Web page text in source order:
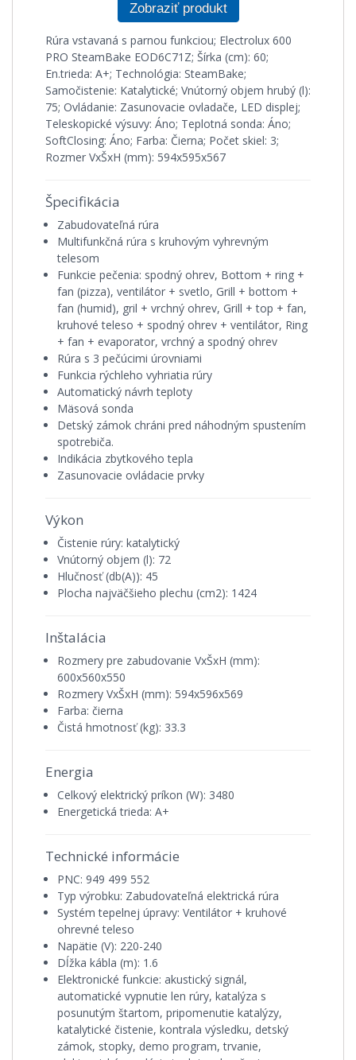
Zobraziť produkt
Rúra vstavaná s parnou funkciou; Electrolux 600
PRO SteamBake EOD6C71Z; Šírka (cm): 60;
En.trieda: A+; Technológia: SteamBake;
Samočistenie: Katalytické; Vnútorný objem hrubý (l):
75; Ovládanie: Zasunovacie ovladače, LED displej;
Teleskopické výsuvy: Áno; Teplotná sonda: Áno;
SoftClosing: Áno; Farba: Čierna; Počet skiel: 3;
Rozmer VxŠxH (mm): 594x595x567
Špecifikácia
Zabudovateľná rúra
Multifunkčná rúra s kruhovým vyhrevným
telesom
Funkcie pečenia: spodný ohrev, Bottom + ring +
fan (pizza), ventilátor + svetlo, Grill + bottom +
fan (humid), gril + vrchný ohrev, Grill + top + fan,
kruhové teleso + spodný ohrev + ventilátor, Ring
+ fan + evaporator, vrchný a spodný ohrev
Rúra s 3 pečúcimi úrovniami
Funkcia rýchleho vyhriatia rúry
Automatický návrh teploty
Mäsová sonda
Detský zámok chráni pred náhodným spustením
spotrebiča.
Indikácia zbytkového tepla
Zasunovacie ovládacie prvky
Výkon
Čistenie rúry: katalytický
Vnútorný objem (l): 72
Hlučnosť (db(A)): 45
Plocha najväčšieho plechu (cm2): 1424
Inštalácia
Rozmery pre zabudovanie VxŠxH (mm):
600x560x550
Rozmery VxŠxH (mm): 594x596x569
Farba: čierna
Čistá hmotnosť (kg): 33.3
Energia
Celkový elektrický príkon (W): 3480
Energetická trieda: A+
Technické informácie
PNC: 949 499 552
Typ výrobku: Zabudovateľná elektrická rúra
Systém tepelnej úpravy: Ventilátor + kruhové
ohrevné teleso
Napätie (V): 220-240
Dĺžka kábla (m): 1.6
Elektronické funkcie: akustický signál,
automatické vypnutie len rúry, katalýza s
posunutým štartom, pripomenutie katalýzy,
katalytické čistenie, kontrala výsledku, detský
zámok, stopky, demo program, trvanie,